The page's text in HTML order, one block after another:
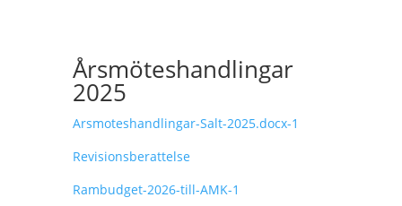
Årsmöteshandlingar
2025
Arsmoteshandlingar-Salt-2025.docx-1
Revisionsberattelse
Rambudget-2026-till-AMK-1